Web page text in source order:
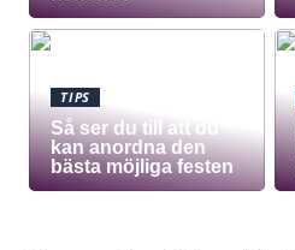
TIPS
Så ser du till att du
kan anordna den
bästa möjliga festen